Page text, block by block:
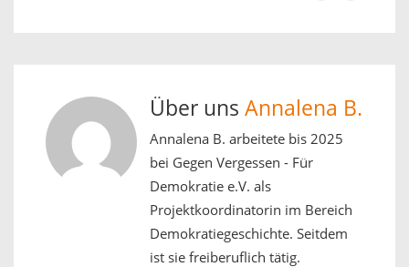
Über uns Annalena B.
Annalena B. arbeitete bis 2025
bei Gegen Vergessen - Für
Demokratie e.V. als
Projektkoordinatorin im Bereich
Demokratiegeschichte. Seitdem
ist sie freiberuflich tätig.